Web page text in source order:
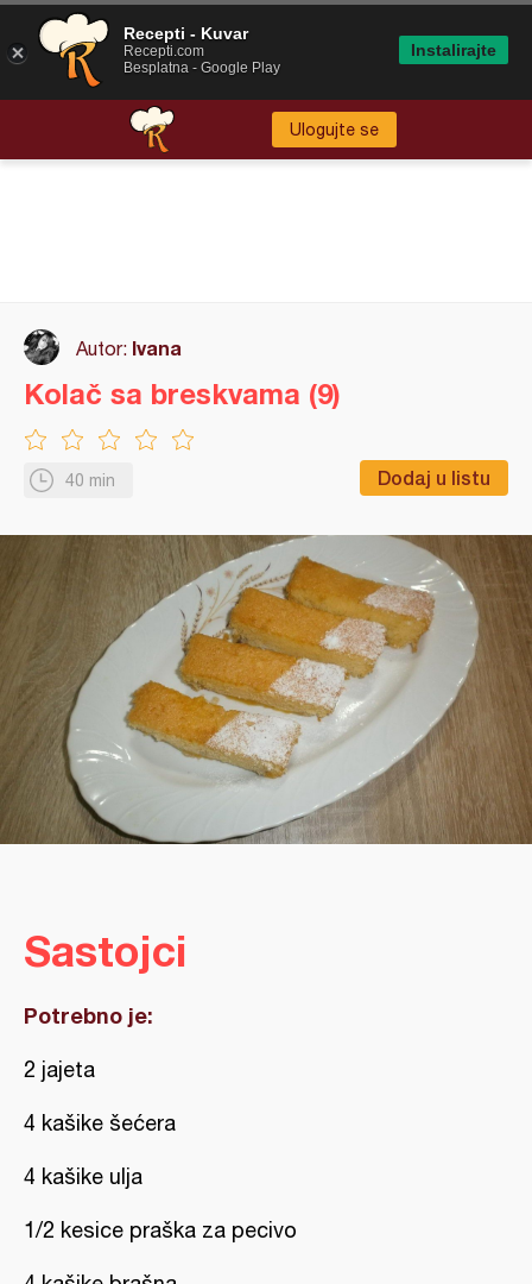
Ulogujte se
Autor: Ivana
40 min Dodaj u listu
Kolač sa breskvama (9)
Sastojci
Potrebno je:
2 jajeta
4 kašike šećera
4 kašike ulja
1/2 kesice praška za pecivo
Recepti - Kuvar
Recepti.com
Besplatna - Google Play
Instalirajte